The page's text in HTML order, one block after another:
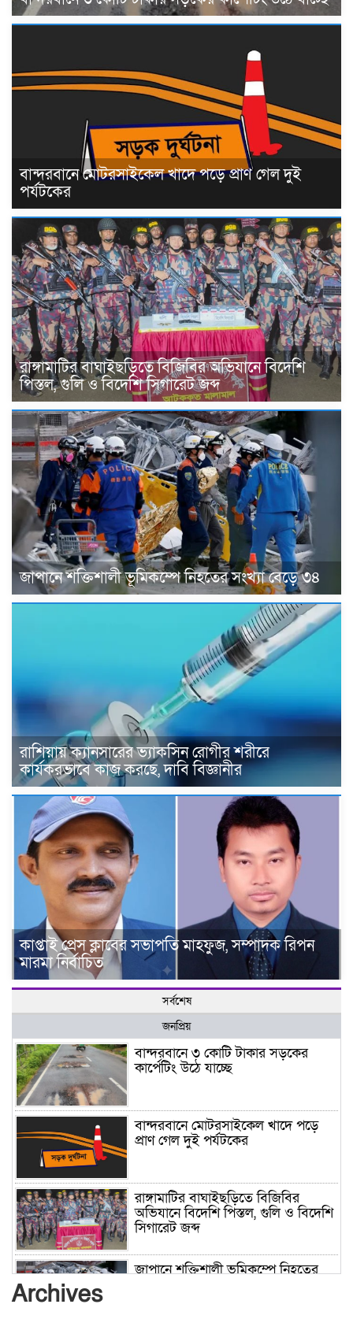
বান্দরবানে মোটরসাইকেল খাদে পড়ে প্রাণ গেল দুই
পর্যটকের
রাঙ্গামাটির বাঘাইছড়িতে বিজিবির অভিযানে বিদেশি
পিস্তল, গুলি ও বিদেশি সিগারেট জব্দ
জাপানে শক্তিশালী ভূমিকম্পে নিহতের সংখ্যা বেড়ে ৩৪
রাশিয়ায় ক্যানসারের ভ্যাকসিন রোগীর শরীরে
কার্যকরভাবে কাজ করছে, দাবি বিজ্ঞানীর
কাপ্তাই প্রেস ক্লাবের সভাপতি মাহফুজ, সম্পাদক রিপন
মারমা নির্বাচিত
সর্বশেষ
জনপ্রিয়
বান্দরবানে ৩ কোটি টাকার সড়কের
কার্পেটিং উঠে যাচ্ছে
বান্দরবানে মোটরসাইকেল খাদে পড়ে
প্রাণ গেল দুই পর্যটকের
রাঙ্গামাটির বাঘাইছড়িতে বিজিবির
অভিযানে বিদেশি পিস্তল, গুলি ও বিদেশি
সিগারেট জব্দ
জাপানে শক্তিশালী ভূমিকম্পে নিহতের
Archives